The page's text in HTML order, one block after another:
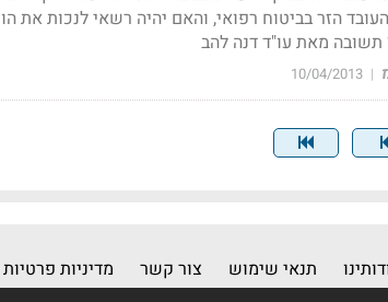
הזר בביטוח רפואי, והאם יהיה רשאי לנכות את
תשובה מאת עו"ד דנה להב
|
10/04/2013
תנאי שימוש צור קשר מדיניות פרטיות